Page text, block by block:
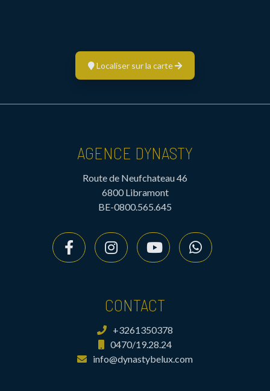
Localiser sur la carte
AGENCE DYNASTY
Route de Neufchateau 46
6800 Libramont
BE-0800.565.645
CONTACT
+3261350378
0470/19.28.24
info@dynastybelux.com